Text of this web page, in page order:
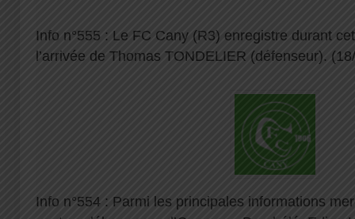
Info n°555 : Le FC Cany (R3) enregistre durant
l’arrivée de Thomas TONDELIER (défenseur).
Info n°554 : Parmi les principales informations